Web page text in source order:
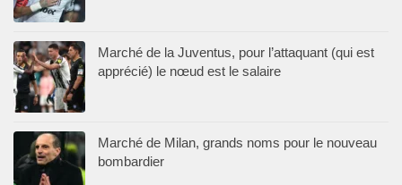
Marché de la Juventus, pour l’attaquant (qui est
apprécié) le nœud est le salaire
Marché de Milan, grands noms pour le nouveau
bombardier